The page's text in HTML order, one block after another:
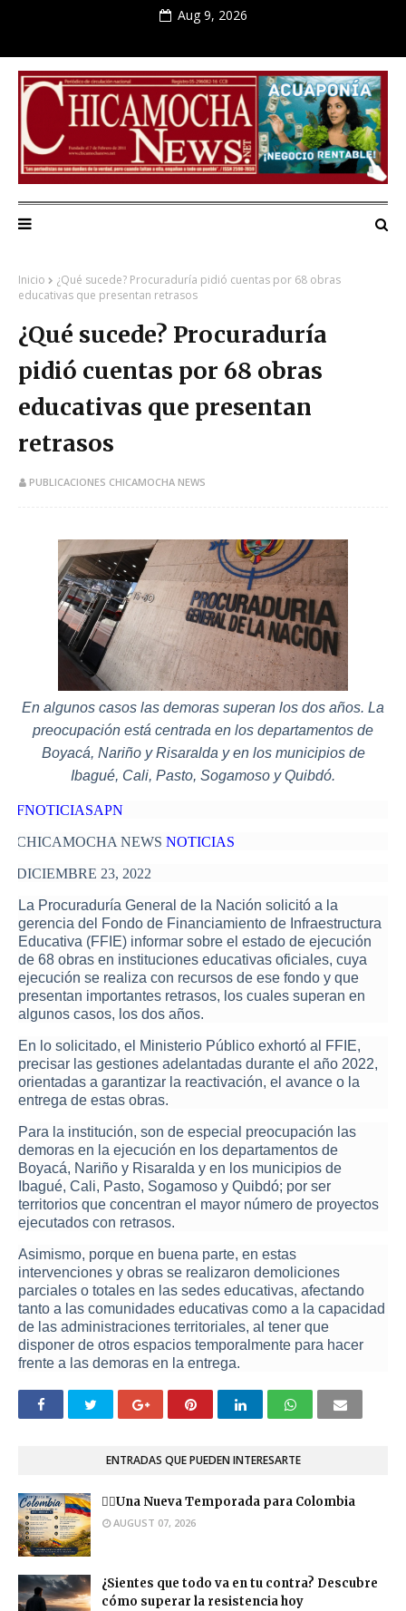
Aug 9, 2026
Inicio
¿Qué sucede? Procuraduría pidió cuentas por 68 obras
educativas que presentan retrasos
¿Qué sucede? Procuraduría
pidió cuentas por 68 obras
educativas que presentan
retrasos
PUBLICACIONES CHICAMOCHA NEWS
En algunos casos las demoras superan los dos años. La
preocupación está centrada en los departamentos de
Boyacá, Nariño y Risaralda y en los municipios de
Ibagué, Cali, Pasto, Sogamoso y Quibdó.
FNOTICIASAPN
CHICAMOCHA NEWS NOTICIAS
DICIEMBRE 23, 2022
La Procuraduría General de la Nación solicitó a la
gerencia del Fondo de Financiamiento de Infraestructura
Educativa (FFIE) informar sobre el estado de ejecución
de 68 obras en instituciones educativas oficiales, cuya
ejecución se realiza con recursos de ese fondo y que
presentan importantes retrasos, los cuales superan en
algunos casos, los dos años.
En lo solicitado, el Ministerio Público exhortó al FFIE,
precisar las gestiones adelantadas durante el año 2022,
orientadas a garantizar la reactivación, el avance o la
entrega de estas obras.
Para la institución, son de especial preocupación las
demoras en la ejecución en los departamentos de
Boyacá, Nariño y Risaralda y en los municipios de
Ibagué, Cali, Pasto, Sogamoso y Quibdó; por ser
territorios que concentran el mayor número de proyectos
ejecutados con retrasos.
Asimismo, porque en buena parte, en estas
intervenciones y obras se realizaron demoliciones
parciales o totales en las sedes educativas, afectando
tanto a las comunidades educativas como a la capacidad
de las administraciones territoriales, al tener que
disponer de otros espacios temporalmente para hacer
frente a las demoras en la entrega.
ENTRADAS QUE PUEDEN INTERESARTE
❤️‍🔥Una Nueva Temporada para Colombia
AUGUST 07, 2026
¿Sientes que todo va en tu contra? Descubre
cómo superar la resistencia hoy